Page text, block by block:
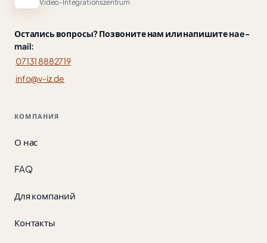
Video-Integrationszentrum
Остались вопросы? Позвоните нам или напишите на e-
mail:
07131 8882719
info@v-iz.de
КОМПАНИЯ
О нас
FAQ
Для компаний
Контакты